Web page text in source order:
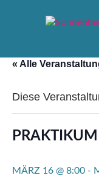
« Alle
Diese
MÄRZ 16 @ 8:00 -